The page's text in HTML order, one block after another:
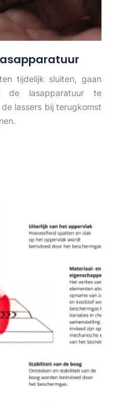
tijdelijk sluiten, gaan
lasapparatuur te
lassers bij terugkomst